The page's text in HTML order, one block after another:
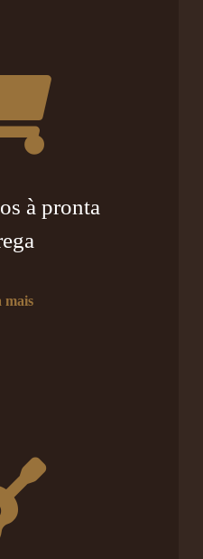
à pronta
mais